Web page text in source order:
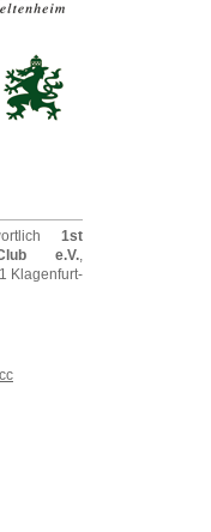
1st
e.V.,
Klagenfurt-